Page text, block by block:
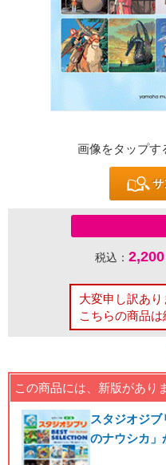
画像をタップす
サ
税込： 2,200
大変申し訳あり
こちらの商品は
この商品には、新版があり
スタジオジ
のナウシカ」